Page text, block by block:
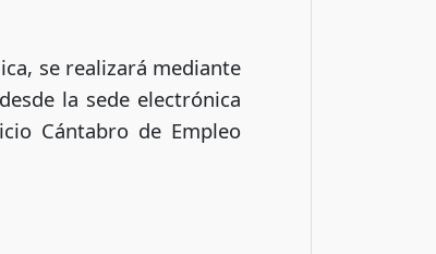
se realizará mediante
la sede electrónica
Cántabro de Empleo